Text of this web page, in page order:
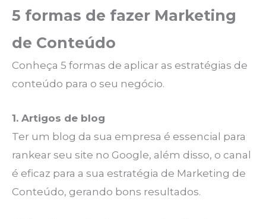
5 formas de fazer Marketing
de Conteúdo
Conheça 5 formas de aplicar as estratégias de
conteúdo para o seu negócio.
1. Artigos de blog
Ter um blog da sua empresa é essencial para
rankear seu site no Google, além disso, o canal
é eficaz para a sua estratégia de Marketing de
Conteúdo, gerando bons resultados.